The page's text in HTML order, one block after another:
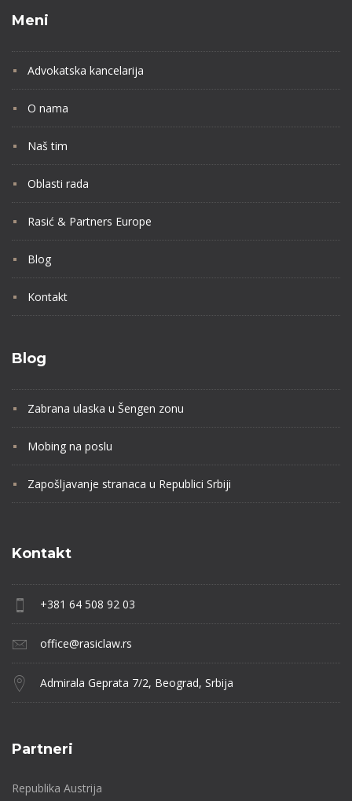
Meni
Advokatska kancelarija
O nama
Naš tim
Oblasti rada
Rasić & Partners Europe
Blog
Kontakt
Blog
Zabrana ulaska u Šengen zonu
Mobing na poslu
Zapošljavanje stranaca u Republici Srbiji
Kontakt
+381 64 508 92 03
office@rasiclaw.rs
Admirala Geprata 7/2, Beograd, Srbija
Partneri
Republika Austrija